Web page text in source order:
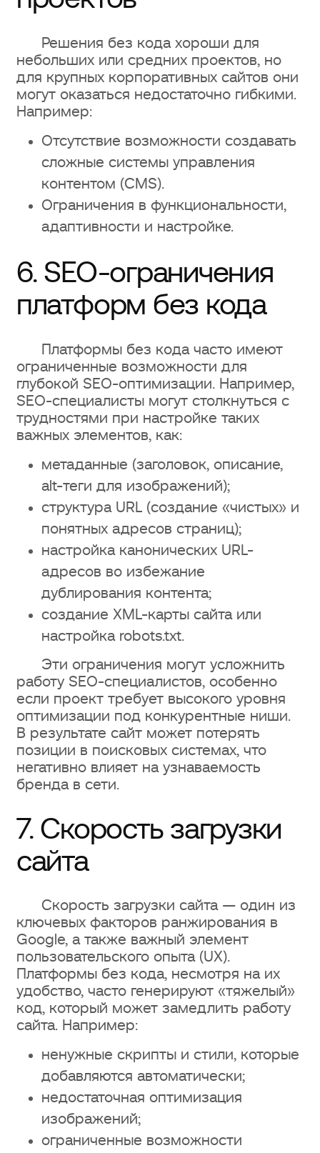
Решения без кода хороши для
небольших или средних проектов, но
для крупных корпоративных сайтов они
могут оказаться недостаточно гибкими.
Например:
Отсутствие возможности создавать
сложные системы управления
контентом (CMS).
Ограничения в функциональности,
адаптивности и настройке.
6. SEO-ограничения
платформ без кода
Платформы без кода часто имеют
ограниченные возможности для
глубокой SEO-оптимизации. Например,
SEO-специалисты могут столкнуться с
трудностями при настройке таких
важных элементов, как:
метаданные (заголовок, описание,
alt-теги для изображений);
структура URL (создание «чистых» и
понятных адресов страниц);
настройка канонических URL-
адресов во избежание
дублирования контента;
создание XML-карты сайта или
настройка robots.txt.
Эти ограничения могут усложнить
работу SEO-специалистов, особенно
если проект требует высокого уровня
оптимизации под конкурентные ниши.
В результате сайт может потерять
позиции в поисковых системах, что
негативно влияет на узнаваемость
бренда в сети.
7. Скорость загрузки
сайта
Скорость загрузки сайта — один из
ключевых факторов ранжирования в
Google, а также важный элемент
пользовательского опыта (UX).
Платформы без кода, несмотря на их
удобство, часто генерируют «тяжелый»
код, который может замедлить работу
сайта. Например:
ненужные скрипты и стили, которые
добавляются автоматически;
недостаточная оптимизация
изображений;
ограниченные возможности